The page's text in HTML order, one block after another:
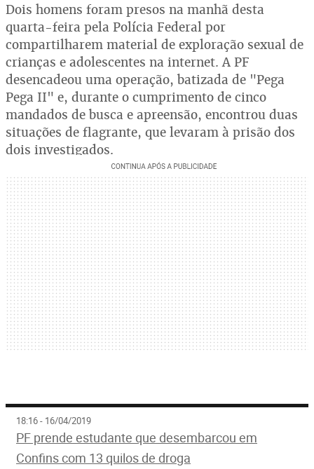
Dois homens foram presos na manhã desta
quarta-feira pela Polícia Federal por
compartilharem material de exploração sexual de
crianças e adolescentes na internet. A PF
desencadeou uma operação, batizada de "Pega
Pega II" e, durante o cumprimento de cinco
mandados de busca e apreensão, encontrou duas
situações de flagrante, que levaram à prisão dos
dois investigados.
18:16 - 16/04/2019
PF prende estudante que desembarcou em
Confins com 13 quilos de droga